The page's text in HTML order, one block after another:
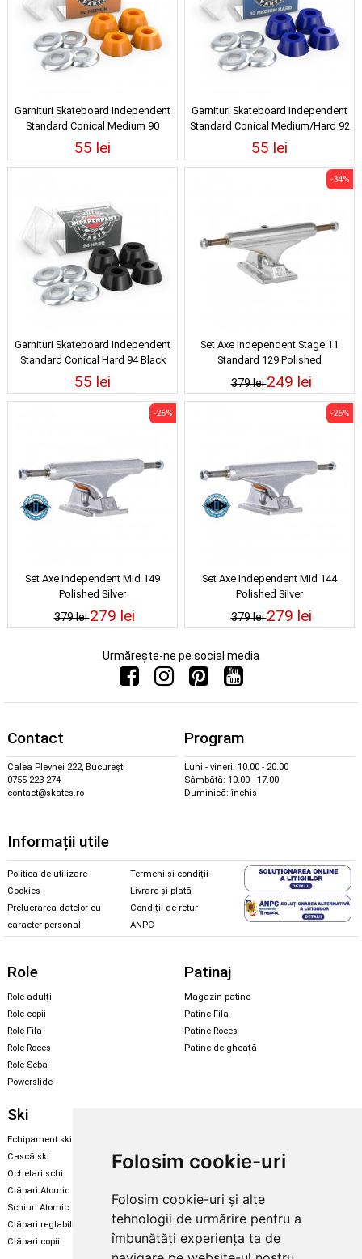
Folosim cookie-uri
Folosim cookie-uri și alte
tehnologii de urmărire pentru a
îmbunătăți experiența ta de
Garnituri Skateboard Independent
Standard Conical Medium 90
Orange
55 lei
Garnituri Skateboard Independent
Standard Conical Medium/Hard 92
Blue
55 lei
Garnituri Skateboard Independent
Standard Conical Hard 94 Black
55 lei
Set Axe Independent Stage 11
Standard 129 Polished
379 lei
-34%
249 lei
Set Axe Independent Mid 149
Polished Silver
379 lei
-26%
279 lei
Set Axe Independent Mid 144
Polished Silver
379 lei
-26%
279 lei
Urmărește-ne pe social media
Contact
Calea Plevnei 222, București
0755 223 274
contact@skates.ro
Program
Luni - vineri: 10.00 - 20.00
Sâmbătă: 10.00 - 17.00
Duminică: închis
Informații utile
Politica de utilizare
Cookies
Prelucrarea datelor cu
caracter personal
Termeni și condiții
Livrare și plată
Condiții de retur
ANPC
Role
Role adulți
Role copii
Role Fila
Role Roces
Role Seba
Powerslide
Patinaj
Magazin patine
Patine Fila
Patine Roces
Patine de gheață
Ski
Echipament ski
Cască ski
Ochelari schi
Clăpari Atomic
Schiuri Atomic
Clăpari reglabili
Clăpari copii
Echipament snowboard
Skate & longboard
Santa Cruz
Enuff Skateboards